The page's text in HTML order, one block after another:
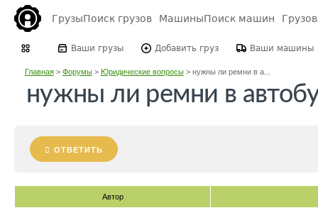
ГрузыПоиск грузов МашиныПоиск машин
Ваши грузы Добавить груз Ваши машины
Главная> Форумы> Юридические вопросы> нужны ли ремни в а...
нужны ли ремни в
ОТВЕТИТЬ
Автор